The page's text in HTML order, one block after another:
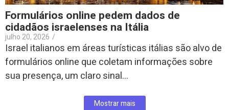
Formulários online pedem dados de
cidadãos israelenses na Itália
julho 20, 2026 /
Israel italianos em áreas turísticas itálias são alvo de
formulários online que coletam informações sobre
sua presença, um claro sinal...
Mostrar mais